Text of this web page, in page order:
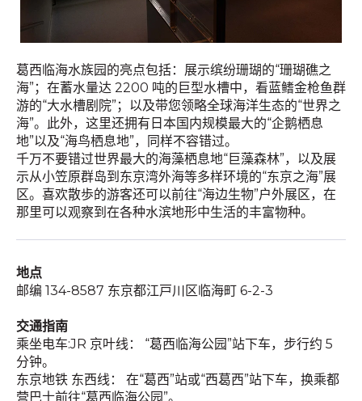
葛西临海水族园的亮点包括：展示缤纷珊瑚的“珊瑚礁之
海”；在蓄水量达 2200 吨的巨型水槽中，看蓝鳍金枪鱼群
游的“大水槽剧院”；以及带您领略全球海洋生态的“世界之
海”。此外，这里还拥有日本国内规模最大的“企鹅栖息
地”以及“海鸟栖息地”，同样不容错过。
千万不要错过世界最大的海藻栖息地“巨藻森林”，以及展
示从小笠原群岛到东京湾外海等多样环境的“东京之海”展
区。喜欢散歩的游客还可以前往“海边生物”户外展区，在
那里可以观察到在各种水滨地形中生活的丰富物种。
地点
邮编 134-8587 东京都江戸川区临海町 6-2-3
交通指南
乘坐电车:JR 京叶线： “葛西临海公园”站下车，步行约 5
分钟。
东京地铁 东西线： 在“葛西”站或“西葛西”站下车，换乘都
营巴士前往“葛西临海公园”。